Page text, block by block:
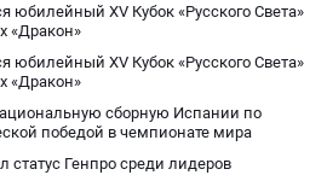
фанатами
юбилейный XV Кубок «Русского Света»
«Дракон»
юбилейный XV Кубок «Русского Света»
«Дракон»
сборную Испании по
победой в чемпионате мира
статус Генпро среди лидеров